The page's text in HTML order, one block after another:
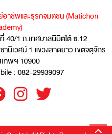
อาชีพและธุรกิจมติชน (Matichon
40/1 ถ.เทศบาลนิมิตใต้ ซ.12
านิเวศน์ 1 แขวงลาดยาว เขตจตุจักร
ทพฯ 10900
: 082-29939097